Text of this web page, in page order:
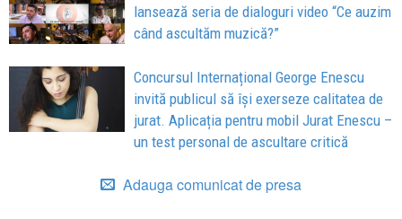
lansează seria de dialoguri video “Ce auzim
când ascultăm muzică?”
Concursul Internațional George Enescu
invită publicul să își exerseze calitatea de
jurat. Aplicația pentru mobil Jurat Enescu –
un test personal de ascultare critică
Adauga comunicat de presa